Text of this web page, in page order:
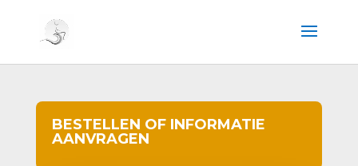
BESTELLEN OF INFORMATIE
AANVRAGEN